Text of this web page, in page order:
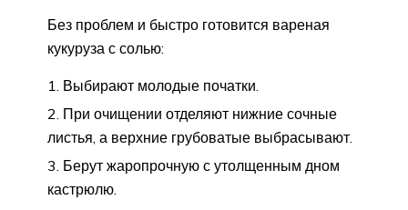
Без проблем и быстро готовится вареная
кукуруза с солью:
Выбирают молодые початки.
При очищении отделяют нижние сочные
листья, а верхние грубоватые выбрасывают.
Берут жаропрочную с утолщенным дном
кастрюлю.